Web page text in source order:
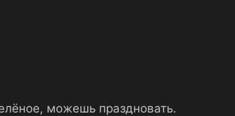
можешь праздновать.